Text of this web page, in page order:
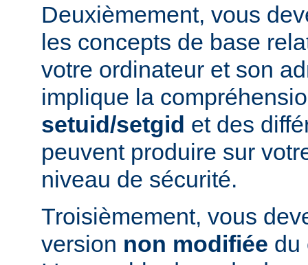
Deuxièmement, vous
les concepts de base
votre ordinateur et son
implique la
setuid/setgid et des
peuvent produire sur
niveau de sécurité.
Troisièmement, vous
version non modifiée du